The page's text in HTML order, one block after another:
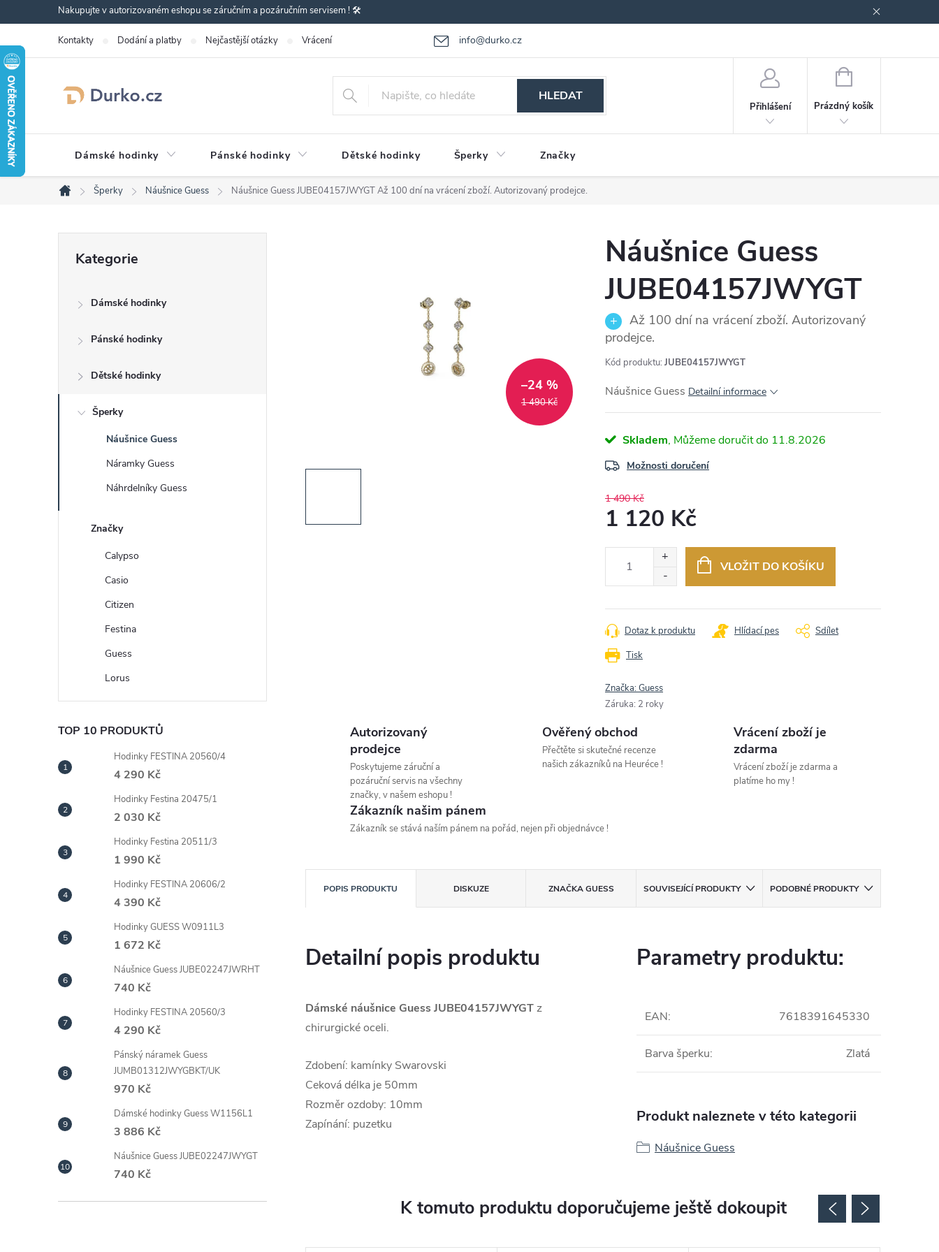
na
obsah
Nakupujte v autorizovaném eshopu se záručním a pozáručním servisem ! 🛠️
info@durko.cz
Kontakty Dodání a platby Nejčastější otázky Vrácení - výměna zboží Reklamace zboží Obchodní podmínky
HLEDAT
Přihlášení
NÁKUPNÍ
Prázdný košík
Dámské hodinky Pánské hodinky Dětské hodinky Šperky Značky
Domů
Šperky Náušnice Guess Náušnice Guess JUBE04157JWYGTAž 100 dní na vrácení zboží. Autorizovaný prodejce.
r
l
kategorie
Kategorie
Dámské hodinky
Pánské hodinky
Dětské hodinky
Šperky
Náušnice Guess
Náramky Guess
Náhrdelníky Guess
Značky
Calypso
Casio
Citizen
Festina
Guess
Lorus
TOP 10 PRODUKTŮ
Hodinky FESTINA 20560/4
4 290 Kč
Hodinky Festina 20475/1
2 030 Kč
Hodinky Festina 20511/3
1 990 Kč
Hodinky FESTINA 20606/2
4 390 Kč
Hodinky GUESS W0911L3
1 672 Kč
Náušnice Guess JUBE02247JWRHT
740 Kč
Hodinky FESTINA 20560/3
4 290 Kč
Pánský náramek Guess
JUMB01312JWYGBKT/UK
970 Kč
Dámské hodinky Guess W1156L1
3 886 Kč
Náušnice Guess JUBE02247JWYGT
740 Kč
1 490 Kč
–24 %
Náušnice Guess
JUBE04157JWYGT
Až 100 dní na vrácení zboží. Autorizovaný
prodejce.
Kód produktu: JUBE04157JWYGT
Náušnice Guess Detailní informace
Skladem 11.8.2026
Možnosti doručení
1 490 Kč
1 120 Kč
VLOŽIT DO KOŠÍKU
Tisk
Dotaz k produktu Hlídací pes Sdílet
Značka:Guess
Záruka: 2 roky
Autorizovaný
prodejce
Poskytujeme záruční a
pozáruční servis na všechny
značky, v našem eshopu !
Ověřený obchod
Přečtěte si skutečné recenze
našich zákazníků na Heuréce !
Vrácení zboží je
zdarma
Vrácení zboží je zdarma a
platíme ho my !
Zákazník našim pánem
Zákazník se stává naším pánem na pořád, nejen při objednávce !
POPIS PRODUKTU DISKUZE ZNAČKAGUESS SOUVISEJÍCÍ PRODUKTY PODOBNÉ PRODUKTY
Detailní popis produktu
Dámské náušnice Guess JUBE04157JWYGTz
chirurgické oceli.
Zdobení: kamínky Swarovski
Ceková délka je 50mm
Rozměr ozdoby: 10mm
Zapínání: puzetku
Parametry produktu:
EAN: 7618391645330
Barva šperku: Zlatá
Produkt naleznete v této kategorii
Náušnice Guess
K tomuto produktu doporučujeme ještě dokoupit